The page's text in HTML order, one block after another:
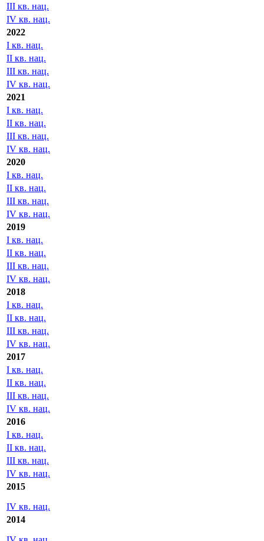
2023
I кв. нац.
II кв. нац.
III кв. нац.
IV кв. нац.
2022
I кв. нац.
II кв. нац.
III кв. нац.
IV кв. нац.
2021
I кв. нац.
II кв. нац.
III кв. нац.
IV кв. нац.
2020
I кв. нац.
II кв. нац.
III кв. нац.
IV кв. нац.
2019
I кв. нац.
II кв. нац.
III кв. нац.
IV кв. нац.
2018
I кв. нац.
II кв. нац.
III кв. нац.
IV кв. нац.
2017
I кв. нац.
II кв. нац.
III кв. нац.
IV кв. нац.
2016
I кв. нац.
II кв. нац.
III кв. нац.
IV кв. нац.